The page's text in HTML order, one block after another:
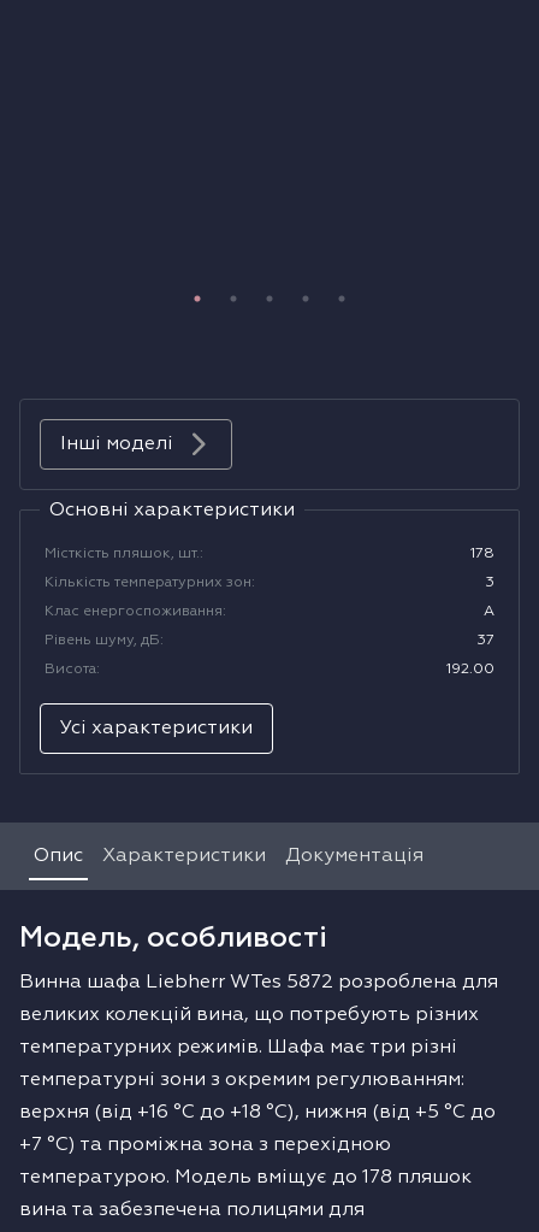
Кавоварки
Аксесуари до великої побутової техніки
Поверхні з вбудованою витяжкою
Водонагрівачі
Сушильні машини
Інші моделі
Основні характеристики
Місткість пляшок, шт.:
178
Кількість температурних зон:
3
Клас енергоспоживання:
A
Рівень шуму, дБ:
37
Висота: 192.00
Усі характеристики
Опис Характеристики Документація
Модель, особливості
Винна шафа Liebherr WTes 5872 розроблена для
великих колекцій вина, що потребують різних
температурних режимів. Шафа має три різні
температурні зони з окремим регулюванням:
верхня (від +16 °C до +18 °C), нижня (від +5 °C до
+7 °C) та проміжна зона з перехідною
температурою. Модель вміщує до 178 пляшок
вина та забезпечена полицями для